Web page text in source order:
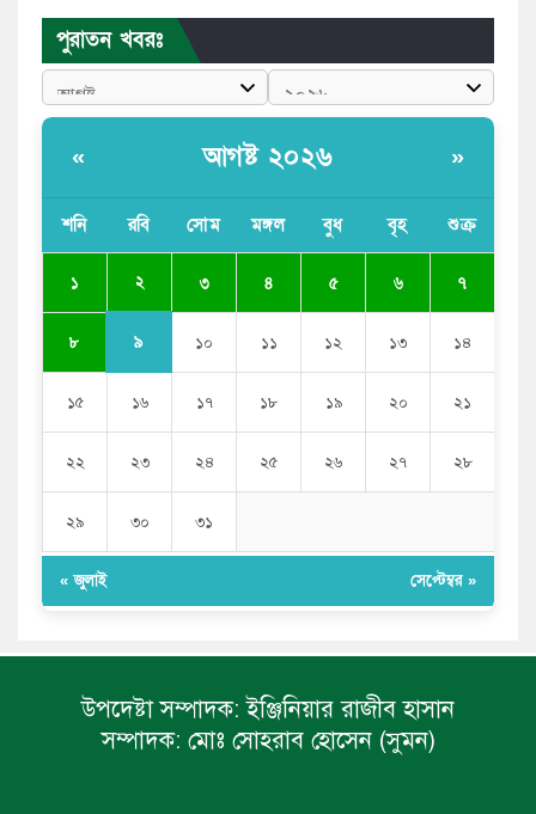
পুলিশকে পিটিয়ে রক্তাক্ত করেছি এ দৃশ্য কি আপনারা দেখেননি:
এনসিপি নেতা
সরকার
সজীব ওয়াজেদ জয়
পুরাতন খবরঃ
« আগষ্ট ২০২৬ »
শনি রবি সোম মঙ্গল বুধ বৃহ শুক্র
১ ২ ৩ ৪ ৫ ৬ ৭
৮ ৯ ১০ ১১ ১২ ১৩ ১৪
১৫ ১৬ ১৭ ১৮ ১৯ ২০ ২১
২২ ২৩ ২৪ ২৫ ২৬ ২৭ ২৮
২৯ ৩০ ৩১
« জুলাই সেপ্টেম্বর »
উপদেষ্টা সম্পাদক: ইঞ্জিনিয়ার রাজীব হাসান
সম্পাদক: মোঃ সোহরাব হোসেন (সুমন)